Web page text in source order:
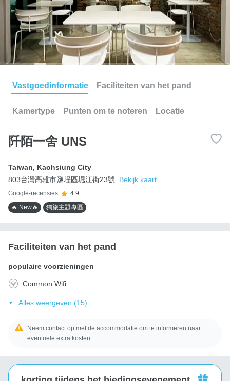
Vastgoedinformatie Faciliteiten van het pand
Kamertype Punten om te noteren Locatie
阡陌一舍 UNS
Taiwan, Kaohsiung City
803台灣高雄市鹽埕區堀江街23號
Bekijk kaart
Google-recensies
4.9
🔥 New🔥
獨旅主題專區
Faciliteiten van het pand
populaire voorzieningen
Common Wifi
Alles weergeven (15)
Neem contact op met de accommodatie om te informeren naar
eventuele extra kosten.